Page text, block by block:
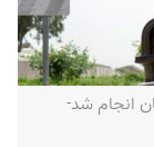
انجام شد-